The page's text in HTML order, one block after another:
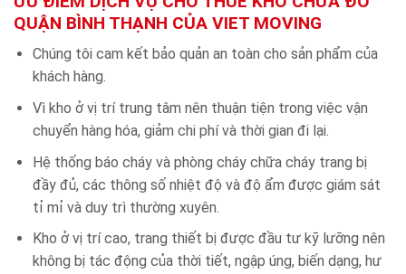
QUẬN BÌNH THẠNH CỦA VIET MOVING
Chúng tôi cam kết bảo quản an toàn cho sản phẩm của
khách hàng.
Vì kho ở vị trí trung tâm nên thuận tiện trong việc vận
chuyển hàng hóa, giảm chi phí và thời gian đi lại.
Hệ thống báo cháy và phòng cháy chữa cháy trang bị
đầy đủ, các thông số nhiệt độ và độ ẩm được giám sát
tỉ mỉ và duy trì thường xuyên.
Kho ở vị trí cao, trang thiết bị được đầu tư kỹ lưỡng nên
không bị tác động của thời tiết, ngập úng, biến dạng, hư